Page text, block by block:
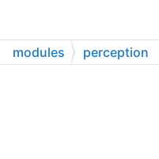
modules
perception